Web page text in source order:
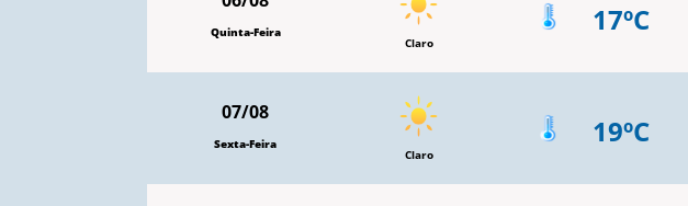
Quinta-Feira
Claro
17ºC
07/08
Sexta-Feira
Claro
19ºC